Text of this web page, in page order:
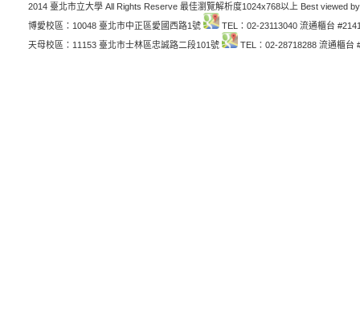
2014 臺北市立大學 All Rights Reserve 最佳瀏覽解析度1024x768以上 Best viewed
博愛校區：10048 臺北市中正區愛國西路1號
TEL：02-23113040 流通櫃台
天母校區：11153 臺北市士林區忠誠路二段101號
TEL：02-28718288 流通櫃台